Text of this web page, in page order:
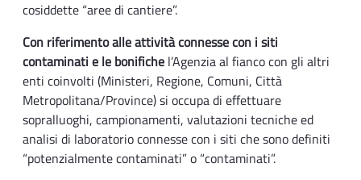
cosiddette “aree di cantiere”.
Con riferimento alle attività connesse con i siti
contaminati e le bonifiche l’Agenzia al fianco con gli altri
enti coinvolti (Ministeri, Regione, Comuni, Città
Metropolitana/Province) si occupa di effettuare
sopralluoghi, campionamenti, valutazioni tecniche ed
analisi di laboratorio connesse con i siti che sono definiti
“potenzialmente contaminati” o “contaminati”.